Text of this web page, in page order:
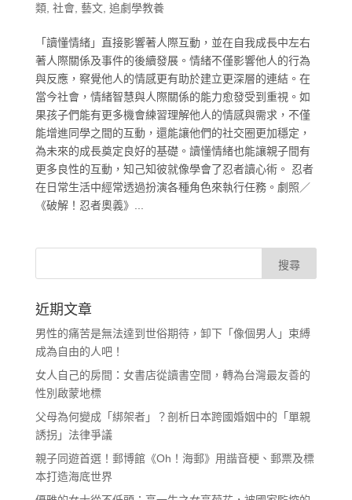
類, 社會, 藝文, 追劇學教養
「讀懂情緒」直接影響著人際互動，並在自我成長中左右
著人際關係及事件的後續發展。情緒不僅影響他人的行為
與反應，察覺他人的情感更有助於建立更深層的連結。在
當今社會，情緒智慧與人際關係的能力愈發受到重視。如
果孩子們能有更多機會練習理解他人的情感與需求，不僅
能增進同學之間的互動，還能讓他們的社交圈更加穩定，
為未來的成長奠定良好的基礎。讀懂情緒也能讓親子間有
更多良性的互動，知己知彼就像學會了忍者讀心術。 忍者
在日常生活中經常透過扮演各種角色來執行任務。劇照／
《破解！忍者奧義》...
近期文章
男性的痛苦是無法達到世俗期待，卸下「像個男人」束縛
成為自由的人吧！
女人自己的房間：女書店從讀書空間，轉為台灣最友善的
性別啟蒙地標
父母為何變成「綁架者」？剖析日本跨國婚姻中的「單親
誘拐」法律爭議
親子同遊首選！郵博館《Oh！海郵》用諧音梗、郵票及標
本打造海底世界